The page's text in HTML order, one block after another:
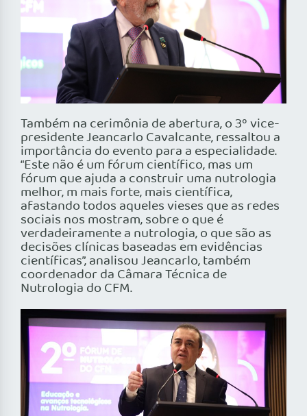
Também na cerimônia de abertura, o 3º vice-
presidente Jeancarlo Cavalcante, ressaltou a
importância do evento para a especialidade.
“Este não é um fórum científico, mas um
fórum que ajuda a construir uma nutrologia
melhor, m mais forte, mais científica,
afastando todos aqueles vieses que as redes
sociais nos mostram, sobre o que é
verdadeiramente a nutrologia, o que são as
decisões clínicas baseadas em evidências
científicas”, analisou Jeancarlo, também
coordenador da Câmara Técnica de
Nutrologia do CFM.